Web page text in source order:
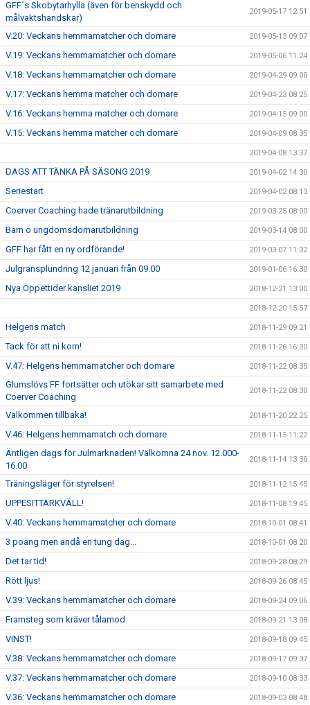
GFF´s Skobytarhylla (även för benskydd och
målvaktshandskar)
2019-05-17 12:51
V.20: Veckans hemmamatcher och domare 2019-05-13 09:07
V.19: Veckans hemmamatcher och domare 2019-05-06 11:24
V.18: Veckans hemmamatcher och domare 2019-04-29 09:00
V.17: Veckans hemma matcher och domare 2019-04-23 08:25
V.16: Veckans hemma matcher och domare 2019-04-15 09:00
V.15: Veckans hemma matcher och domare 2019-04-09 08:35
2019-04-08 13:37
DAGS ATT TÄNKA PÅ SÄSONG 2019 2019-04-02 14:30
Seriestart 2019-04-02 08:13
Coerver Coaching hade tränarutbildning 2019-03-25 08:00
Barn o ungdomsdomarutbildning 2019-03-14 08:00
GFF har fått en ny ordförande! 2019-03-07 11:32
Julgransplundring 12 januari från 09.00 2019-01-06 16:30
Nya Öppettider kansliet 2019 2018-12-21 13:00
2018-12-20 15:57
Helgens match 2018-11-29 09:21
Tack för att ni kom! 2018-11-26 16:30
V.47: Helgens hemmamatcher och domare 2018-11-22 08:35
Glumslövs FF fortsätter och utökar sitt samarbete med
Coerver Coaching
2018-11-22 08:30
Välkommen tillbaka! 2018-11-20 22:25
V.46: Helgens hemmamatch och domare 2018-11-15 11:22
Äntligen dags för Julmarknaden! Välkomna 24 nov. 12.000-
16.00
2018-11-14 13:30
Träningsläger för styrelsen! 2018-11-12 15:45
UPPESITTARKVÄLL! 2018-11-08 19:45
V.40: Veckans hemmamatcher och domare 2018-10-01 08:41
3 poäng men ändå en tung dag... 2018-10-01 08:20
Det tar tid! 2018-09-28 08:29
Rött ljus! 2018-09-26 08:45
V.39: Veckans hemmamatcher och domare 2018-09-24 09:06
Framsteg som kräver tålamod 2018-09-21 13:08
VINST! 2018-09-18 09:45
V.38: Veckans hemmamatcher och domare 2018-09-17 09:37
V.37: Veckans hemmamatcher och domare 2018-09-10 08:33
V.36: Veckans hemmamatcher och domare 2018-09-03 08:48